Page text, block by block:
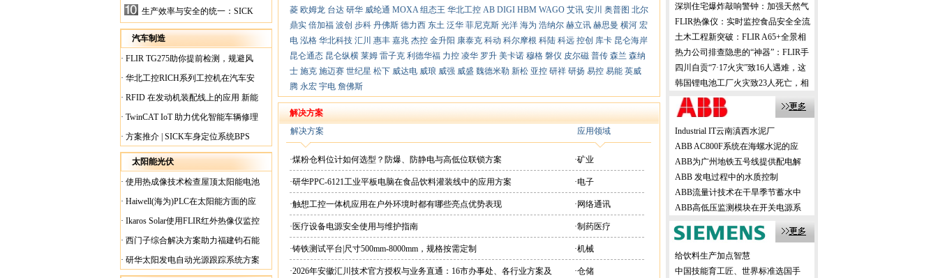
Turck Automation Suite）
生产效率与安全的统一：SICK
关于机器人技术传感器解决方案
的采访
汽车制造
· FLIR TG275助你提前检测，规避风
险！
· 华北工控RICH系列工控机在汽车安
全检测行业中的应用
· RFID 在发动机装配线上的应用 新能
源汽车爆炸频发？
· TwinCAT IoT 助力优化智能车辆修理
· 方案推介 | SICK车身定位系统BPS
太阳能光伏
· 使用热成像技术检查屋顶太阳能电池
板
· Haiwell(海为)PLC在太阳能方面的应
用
· Ikaros Solar使用FLIR红外热像仪监控
已装太阳能电池板
· 西门子综合解决方案助力福建钧石能
源飞速发展
· 研华太阳发电自动光源跟踪系统方案
菱 欧姆龙 台达 研华 威纶通 MOXA 组态王 华北工控 AB DIGI HBM WAGO 艾讯 安川 奥普图 北尔
鼎实 倍加福 波创 步科 丹佛斯 德力西 东土 泛华 菲尼克斯 光洋 海为 浩纳尔 赫立讯 赫思曼 横河 宏
电 泓格 华北科技 汇川 惠丰 嘉兆 杰控 金升阳 康泰克 科动 科尔摩根 科陆 科远 控创 库卡 昆仑海岸
昆仑通态 昆仑纵横 莱姆 雷子克 利德华福 力控 凌华 罗升 美卡诺 穆格 磐仪 皮尔磁 普传 森兰 森纳
士 施克 施迈赛 世纪星 松下 威达电 威琅 威强 威盛 魏德米勒 新松 亚控 研祥 研扬 易控 易能 英威
腾 永宏 宇电 詹佛斯
解决方案
解决方案
应用领域
·煤粉仓料位计如何选型？防爆、防静电与高低位联锁方案 ·矿业
·研华PPC-6121工业平板电脑在食品饮料灌装线中的应用方案 ·电子
·触想工控一体机应用在户外环境时都有哪些亮点优势表现 ·网络通讯
·医疗设备电源安全使用与维护指南 ·制药医疗
·铸铁测试平台|尺寸500mm-8000mm，规格按需定制 ·机械
·2026年安徽汇川技术官方授权与业务直通：16市办事处、各行业方案及
·仓储
深圳住宅爆炸敲响警钟：加强天然气
预防性检测更安全！
FLIR热像仪：实时监控食品安全全流
程，助力提升消费者信任！
土木工程新突破：FLIR A65+全景相
机，创新方案震撼业界！
热力公司排查隐患的“神器”：FLIR手
持式热像仪，高效精准！
四川自贡“7·17火灾”致16人遇难，这
样的事故该如何有效避免？
韩国锂电池工厂火灾致23人死亡，相
关企业该如何有效避免？
Industrial IT云南滇西水泥厂
ABB AC800F系统在海螺水泥的应
ABB为广州地铁五号线提供配电解
ABB 发电过程中的水质控制
ABB流量计技术在干旱季节蓄水中
ABB高低压监测模块在开关电源系
给饮料生产加点智慧
中国技能育工匠、世界标准选国手